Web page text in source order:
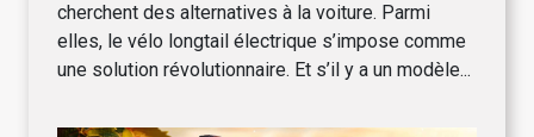
cherchent des alternatives à la voiture. Parmi
elles, le vélo longtail électrique s’impose comme
une solution révolutionnaire. Et s’il y a un modèle...